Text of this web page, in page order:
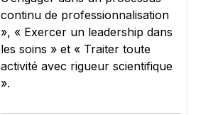
continu de professionnalisation
», « Exercer un leadership dans
les soins » et « Traiter toute
activité avec rigueur scientifique
».